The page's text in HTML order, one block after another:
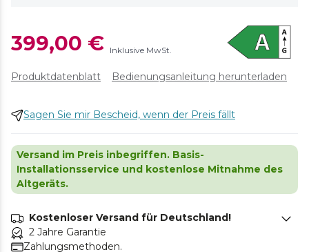
399,00 € Inklusive MwSt.
Produktdatenblatt Bedienungsanleitung herunterladen
Sagen Sie mir Bescheid, wenn der Preis fällt
Versand im Preis inbegriffen. Basis-
Installationsservice und kostenlose Mitnahme des
Altgeräts.
Kostenloser Versand für Deutschland!
2 Jahre Garantie
Zahlungsmethoden.